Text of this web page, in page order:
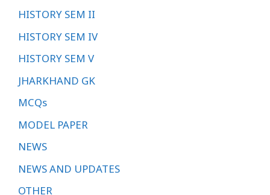
HISTORY SEM II
HISTORY SEM IV
HISTORY SEM V
JHARKHAND GK
MCQs
MODEL PAPER
NEWS
NEWS AND UPDATES
OTHER